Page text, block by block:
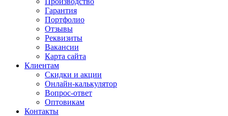
Гарантия
Портфолио
Отзывы
Реквизиты
Вакансии
Карта сайта
Клиентам
Скидки и акции
Онлайн-калькулятор
Вопрос-ответ
Оптовикам
Контакты